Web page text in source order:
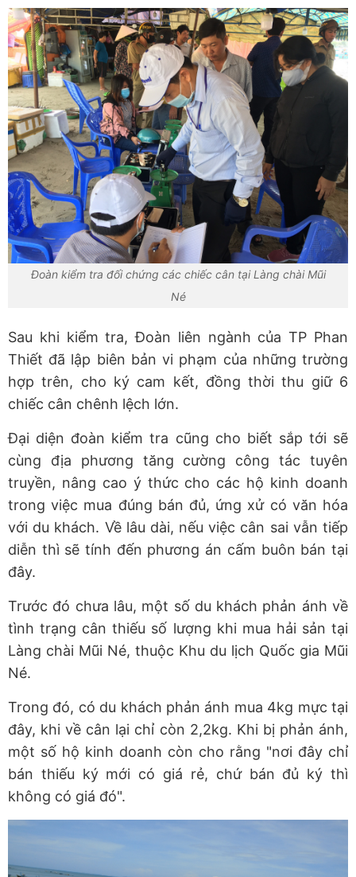
Đoàn kiểm tra đối chứng các chiếc cân tại Làng chài Mũi
Né
Sau khi kiểm tra, Đoàn liên ngành của TP Phan
Thiết đã lập biên bản vi phạm của những trường
hợp trên, cho ký cam kết, đồng thời thu giữ 6
chiếc cân chênh lệch lớn.
Đại diện đoàn kiểm tra cũng cho biết sắp tới sẽ
cùng địa phương tăng cường công tác tuyên
truyền, nâng cao ý thức cho các hộ kinh doanh
trong việc mua đúng bán đủ, ứng xử có văn hóa
với du khách. Về lâu dài, nếu việc cân sai vẫn tiếp
diễn thì sẽ tính đến phương án cấm buôn bán tại
đây.
Trước đó chưa lâu, một số du khách phản ánh về
tình trạng cân thiếu số lượng khi mua hải sản tại
Làng chài Mũi Né, thuộc Khu du lịch Quốc gia Mũi
Né.
Trong đó, có du khách phản ánh mua 4kg mực tại
đây, khi về cân lại chỉ còn 2,2kg. Khi bị phản ánh,
một số hộ kinh doanh còn cho rằng "nơi đây chỉ
bán thiếu ký mới có giá rẻ, chứ bán đủ ký thì
không có giá đó".